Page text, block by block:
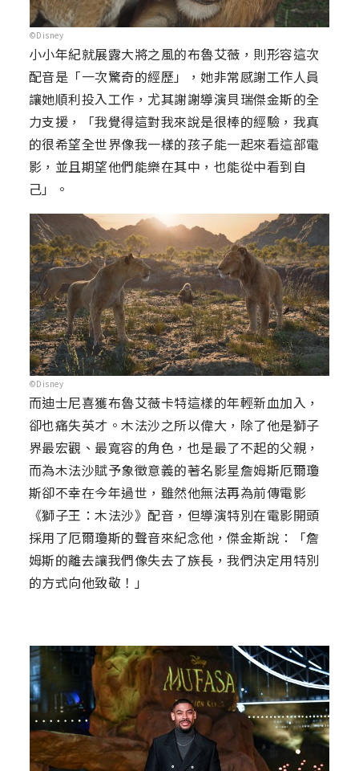
©Disney
小小年紀就展露大將之風的布魯艾薇，則形容這次
配音是「一次驚奇的經歷」，她非常感謝工作人員
讓她順利投入工作，尤其謝謝導演貝瑞傑金斯的全
力支援，「我覺得這對我來說是很棒的經驗，我真
的很希望全世界像我一樣的孩子能一起來看這部電
影，並且期望他們能樂在其中，也能從中看到自
己」。
©Disney
而迪士尼喜獲布魯艾薇卡特這樣的年輕新血加入，
卻也痛失英才。木法沙之所以偉大，除了他是獅子
界最宏觀、最寬容的角色，也是最了不起的父親，
而為木法沙賦予象徵意義的著名影星詹姆斯厄爾瓊
斯卻不幸在今年過世，雖然他無法再為前傳電影
《獅子王：木法沙》配音，但導演特別在電影開頭
採用了厄爾瓊斯的聲音來紀念他，傑金斯說：「詹
姆斯的離去讓我們像失去了族長，我們決定用特別
的方式向他致敬！」